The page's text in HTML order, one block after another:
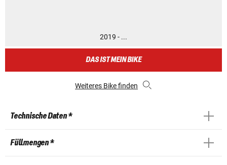
2019 - ...
DAS IST MEIN BIKE
Weiteres Bike finden
Technische Daten *
Füllmengen *